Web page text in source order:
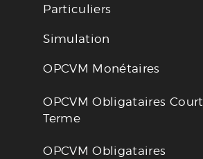
Particuliers
Simulation
OPCVM Monétaires
OPCVM Obligataires Court
Terme
OPCVM Obligataires